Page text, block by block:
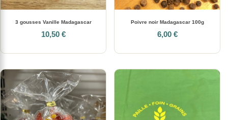
3 gousses Vanille Madagascar
10,50 €
Poivre noir Madagascar 100g
6,00 €